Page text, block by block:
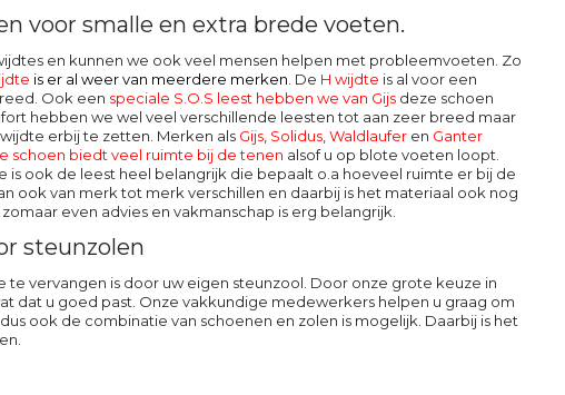
voor smalle en extra brede voeten.
en kunnen we ook veel mensen helpen met probleemvoeten. Zo
is er al weer van meerdere merken. De H wijdte is al voor een
Ook een speciale S.O.S leest hebben we van Gijsdeze schoen
hebben we wel veel verschillende leesten tot aan zeer breed maar
erbij te zetten. Merken als Gijs, Solidus,Waldlauferen Ganter
schoen biedt veel ruimte bij de tenen alsof u op blote voeten loopt.
ook de leest heel belangrijk die bepaalt o.a hoeveel ruimte er bij de
ook van merk tot merk verschillen en daarbij is het materiaal ook nog
even advies en vakmanschap is erg belangrijk.
steunzolen
te vervangen is door uw eigen steunzool. Door onze grote keuze in
dat u goed past. Onze vakkundige medewerkers helpen u graag om
ook de combinatie van schoenen en zolen is mogelijk. Daarbij is het